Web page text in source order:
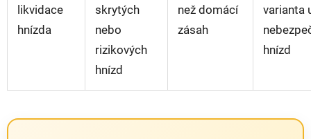
likvidace
hnízda
skrytých
nebo
rizikových
hnízd
než domácí
zásah
varianta
hnízd